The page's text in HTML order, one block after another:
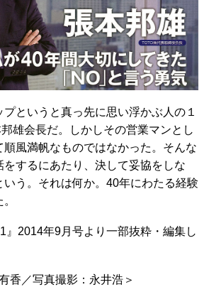
というと真っ先に思い浮かぶ人の１
雄会長だ。しかしその営業マンとし
風満帆なものではなかった。そんな
するにあたり、決して妥協をしな
う。それは何か。40年にわたる経験
2014年9月号より一部抜粋・編集し
香／写真撮影：永井浩＞